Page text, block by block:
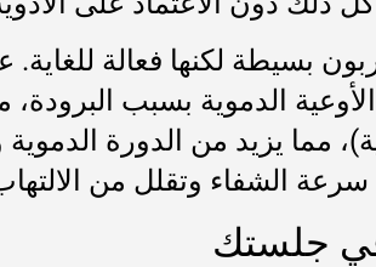
بسيطة لكنها فعالة
الدموية بسبب البرودة،
مما يزيد من الدورة
سرعة الشفاء وتقلل من